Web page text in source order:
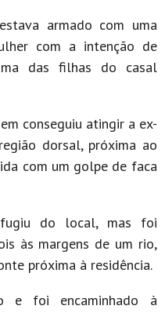
armado com uma
com a intenção de
das filhas do casal
conseguiu atingir a ex-
dorsal, próxima ao
com um golpe de faca
do local, mas foi
às margens de um rio,
próxima à residência.
e foi encaminhado à